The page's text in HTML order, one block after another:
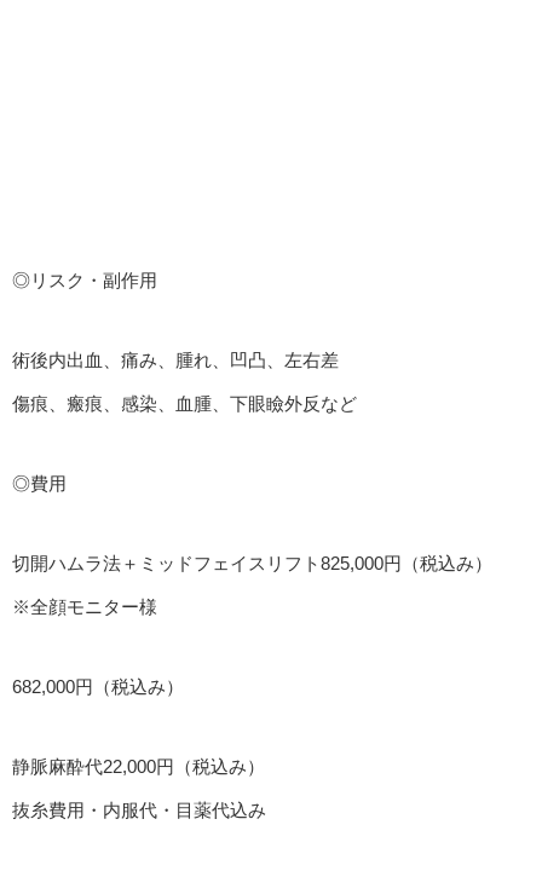
◎リスク・副作用
術後内出血、痛み、腫れ、凹凸、左右差
傷痕、瘢痕、感染、血腫、下眼瞼外反など
◎費用
切開ハムラ法＋ミッドフェイスリフト825,000円（税込み）
※全顔モニター様
682,000円（税込み）
静脈麻酔代22,000円（税込み）
抜糸費用・内服代・目薬代込み